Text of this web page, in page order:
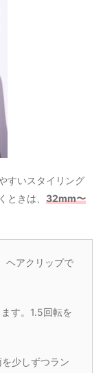
すいスタイリング
ときは、 32mm〜
ヘアクリップで
す。1.5回転を
少しずつラン